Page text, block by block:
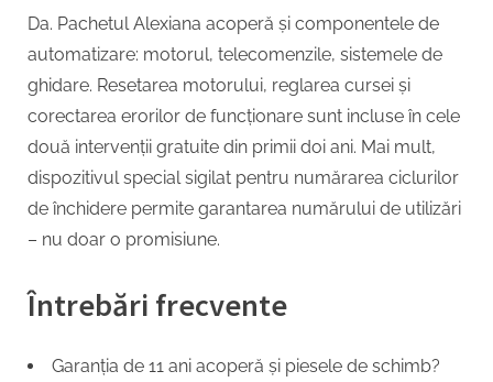
Da. Pachetul Alexiana acoperă și componentele de
automatizare: motorul, telecomenzile, sistemele de
ghidare. Resetarea motorului, reglarea cursei și
corectarea erorilor de funcționare sunt incluse în cele
două intervenții gratuite din primii doi ani. Mai mult,
dispozitivul special sigilat pentru numărarea ciclurilor
de închidere permite garantarea numărului de utilizări
– nu doar o promisiune.
Întrebări frecvente
Garanția de 11 ani acoperă și piesele de schimb?